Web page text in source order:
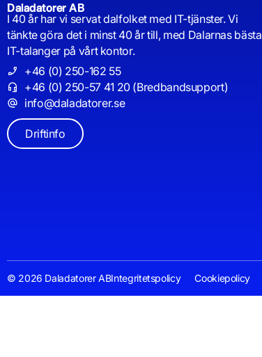
Daladatorer AB
I 40 år har vi servat dalfolket med IT-tjänster. Vi
tänkte göra det i minst 40 år till, med Dalarnas bästa
IT-talanger på vårt kontor.
+46 (0) 250-162 55
+46 (0) 250-57 41 20 (Bredbandsupport)
info@daladatorer.se
Driftinfo
© 2026 Daladatorer ABIntegritetspolicy Cookiepolicy